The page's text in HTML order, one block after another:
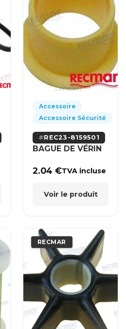
Accessoire
Accessoire Sécurité
REC23-8159501
BAGUE DE VÉRIN
2.04€TVA incluse
Voir le produit
RECMAR